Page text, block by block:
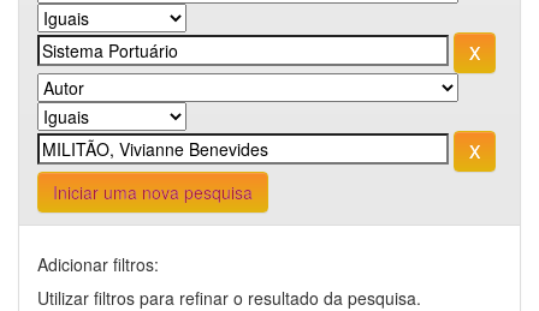
Iniciar uma nova pesquisa
Adicionar filtros:
Utilizar filtros para refinar o resultado da pesquisa.